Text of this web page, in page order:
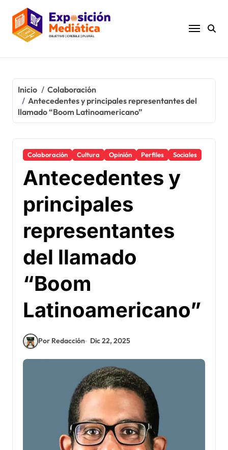
contenido
Inicio
Colaboración
Antecedentes y principales representantes del
llamado “Boom Latinoamericano”
Colaboración Cultura Opinión Perfiles Sociales
Antecedentes y
principales
representantes
del llamado
“Boom
Latinoamericano”
Por Redacción Dic 22, 2025